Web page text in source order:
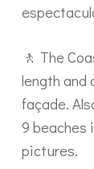
🚶 The
length and
façade.
9 beaches
pictures.